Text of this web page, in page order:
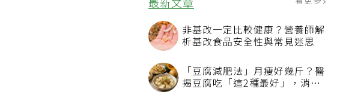
最新文章 看更多
非基改一定比較健康？營養師解
析基改食品安全性與常見迷思
「豆腐減肥法」月瘦好幾斤？醫
揭豆腐吃「這2種最好」，消脹